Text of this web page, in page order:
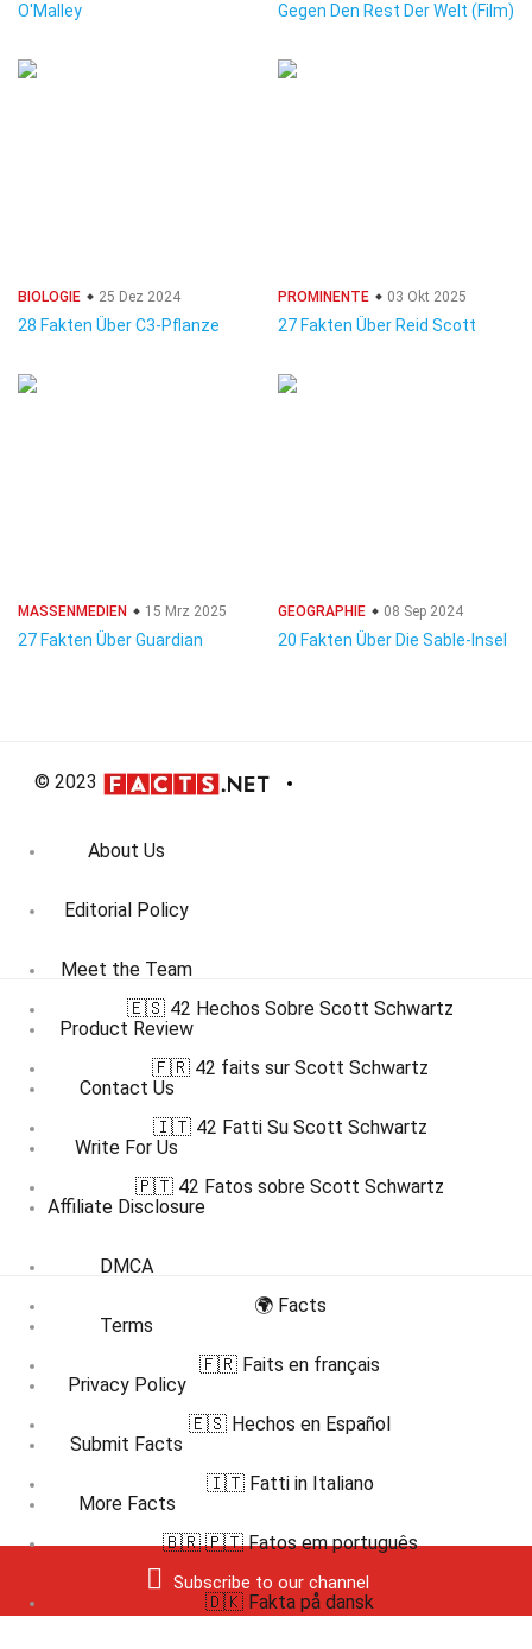
O'Malley
Gegen Den Rest Der Welt (Film)
BIOLOGIE 25 Dez 2024
28 Fakten Über C3-Pflanze
PROMINENTE 03 Okt 2025
27 Fakten Über Reid Scott
MASSENMEDIEN 15 Mrz 2025
27 Fakten Über Guardian
GEOGRAPHIE 08 Sep 2024
20 Fakten Über Die Sable-Insel
© 2023
About Us
Editorial Policy
Meet the Team
Product Review
Contact Us
Write For Us
Affiliate Disclosure
DMCA
Terms
Privacy Policy
Submit Facts
More Facts
Subscribe to our channel
🇪🇸 42 Hechos Sobre Scott Schwartz
🇫🇷 42 faits sur Scott Schwartz
🇮🇹 42 Fatti Su Scott Schwartz
🇵🇹 42 Fatos sobre Scott Schwartz
🌍 Facts
🇫🇷 Faits en français
🇪🇸 Hechos en Español
🇮🇹 Fatti in Italiano
🇧🇷 🇵🇹 Fatos em português
🇩🇰 Fakta på dansk